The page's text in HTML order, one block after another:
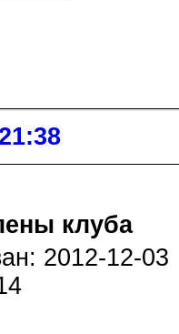
клуба
2012-12-03